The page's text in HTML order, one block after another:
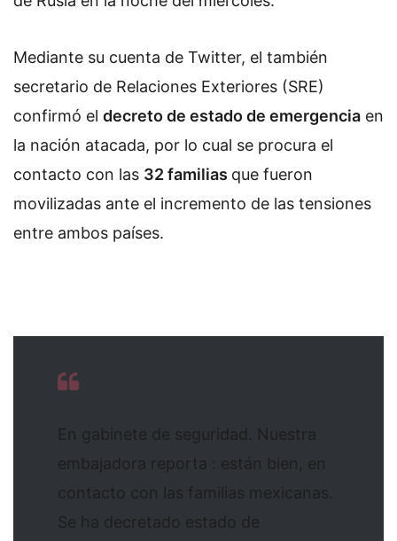
Mediante su cuenta de Twitter, el también
secretario de Relaciones Exteriores (SRE)
confirmó el decreto de estado de emergencia en
la nación atacada, por lo cual se procura el
contacto con las 32 familias que fueron
movilizadas ante el incremento de las tensiones
entre ambos países.
En gabinete de seguridad. Nuestra
embajadora reporta : están bien, en
contacto con las familias mexicanas.
Se ha decretado estado de